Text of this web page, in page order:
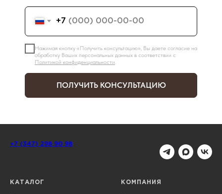
+7
Нажимая кнопку «Получить консультацию», Вы даете согласие на
обработку Ваших персональных данных в соответствии с
Политикой конфиденциальности.
ПОЛУЧИТЬ КОНСУЛЬТАЦИЮ
+7 (347) 298 90 98
КАТАЛОГ КОМПАНИЯ